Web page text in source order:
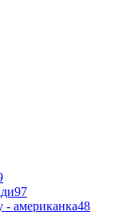
97
- американка48